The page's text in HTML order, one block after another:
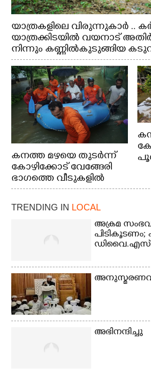
യാത്രകളിലെ വിരുന്നുകാർ ..
യാത്രക്കിടയിൽ വയനാട്
നിന്നും കണ്ണിൽകുടുങ്ങിയ
കനത്ത മഴയെ തുടർന്ന്
കോഴിക്കോട് വേങ്ങേരി
ഭാഗത്തെ വീടുകളിൽ
വെള്ളം
കയറിയപ്പോൾ ആളുകളെ
സുരക്ഷിത സ്ഥാനത്തേക്ക്
മാറ്റുന്ന സുരക്ഷാസേനാം
TRENDING IN LOCAL
അക്രമ
അഭിനന്ദിച്ചു